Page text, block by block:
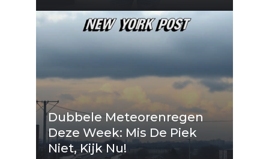
Dubbele Meteorenregen
Deze Week: Mis De Piek
Niet, Kijk Nu!